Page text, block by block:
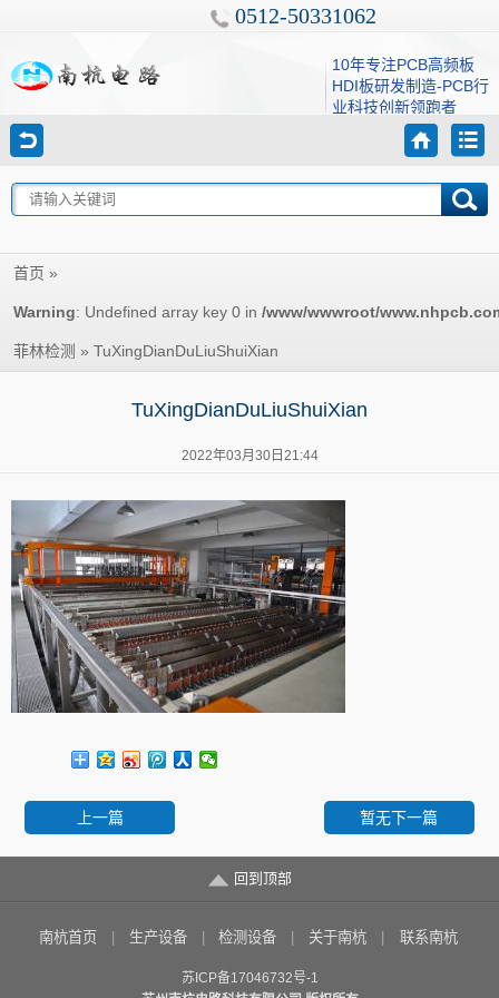
0512-50331062
10年专注PCB高频板
HDI板研发制造-PCB行
业科技创新领跑者
首页 »
Warning: Undefined array key 0 in /www/wwwroot/
菲林检测 » TuXingDianDuLiuShuiXian
TuXingDianDuLiuShuiXian
2022年03月30日21:44
暂无下一篇
上一篇
回到顶部
南杭首页 生产设备 检测设备 关于南杭 联系南杭
苏ICP备17046732号-1